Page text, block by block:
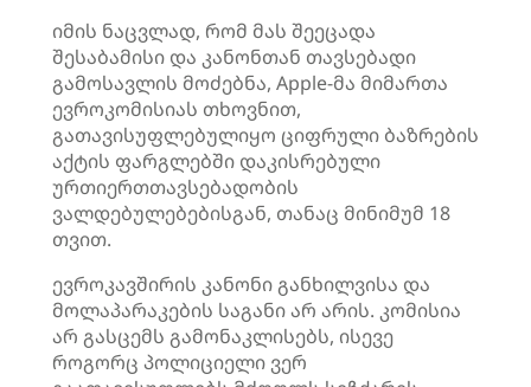
იმის ნაცვლად, რომ მას შეეცადა
შესაბამისი და კანონთან თავსებადი
გამოსავლის მოძებნა, Apple-მა მიმართა
ევროკომისიას თხოვნით,
გათავისუფლებულიყო ციფრული ბაზრების
აქტის ფარგლებში დაკისრებული
ურთიერთთავსებადობის
ვალდებულებებისგან, თანაც მინიმუმ 18
თვით.
ევროკავშირის კანონი განხილვისა და
მოლაპარაკების საგანი არ არის. კომისია
არ გასცემს გამონაკლისებს, ისევე
როგორც პოლიციელი ვერ